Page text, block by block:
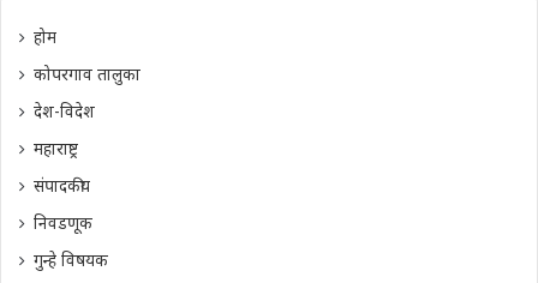
होम
कोपरगाव तालुका
देश-विदेश
महाराष्ट्र
संपादकीय
निवडणूक
गुन्हे विषयक